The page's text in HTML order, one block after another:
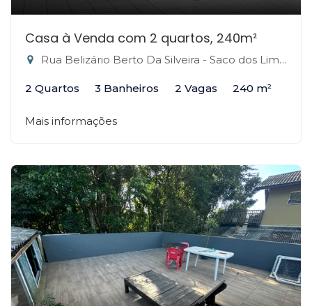
Casa à Venda com 2 quartos, 240m²
Rua Belizário Berto Da Silveira - Saco dos Limões, Florianópolis-SC
2 Quartos 3 Banheiros 2 Vagas 240 m²
Mais informações